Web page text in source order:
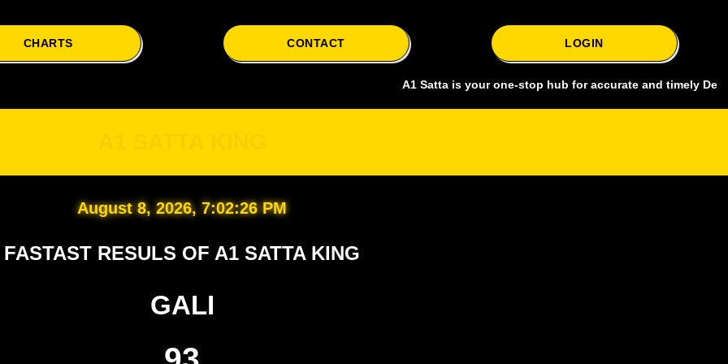
CHARTS CONTACT LOGIN
A1 Satta is your one-stop hub for accurate and timely Delhi
August 8, 2026, 7:02:27 PM
FASTAST RESULS OF A1 SATTA KING
GALI